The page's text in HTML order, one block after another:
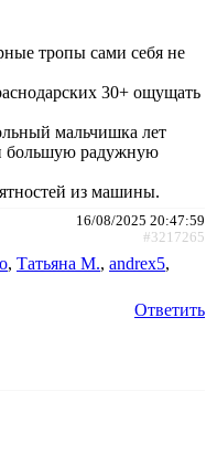
тропы сами себя не
30+ ощущать
мальчишка лет
большую радужную
из машины.
16/08/2025 20:47:59
#3217265
, Татьяна М., andrex5,
Ответить